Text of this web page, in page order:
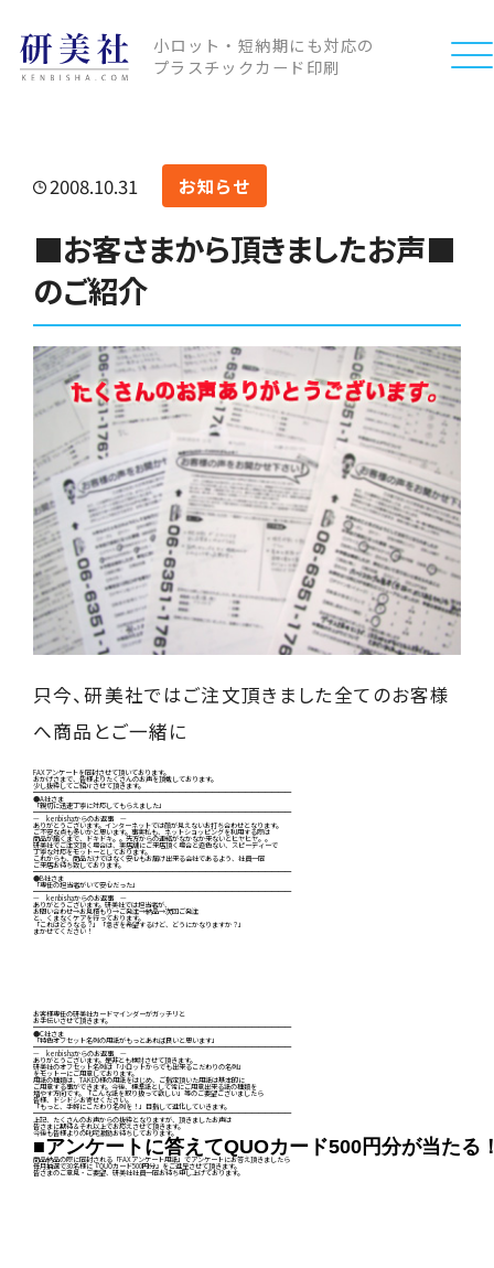
小ロット・短納期にも対応の
プラスチックカード印刷
2008.10.31 お知らせ
■お客さまから頂きましたお声■
のご紹介
只今、研美社ではご注文頂きました全てのお客様
へ商品とご一緒に
FAXアンケートを同封させて頂いております。
おかげさまで、皆様よりたくさんのお声を頂戴しております。
少し抜粋してご紹介させて頂きます。
━━━━━━━━━━━━━━━━━━━━━━━━━━━━━━━━━━━━━━━
●A社さま
「親切に迅速丁寧に対応してもらえました」
━━━━━━━━━━━━━━━━━━━━━━━━━━━━━━━━━━━━━━━
— kenbishaからのお返事 —
ありがとうございます。インターネットでは顔が見えないお打ち合わせとなります。
ご不安な点も多いかと思います。事実私も、ネットショッピングを利用する際は
商品が届くまで、ドキドキ。。先方からの連絡がなかなか来ないとヒヤヒヤ。。
研美社でご注文頂く場合は、実店舗にご来店頂く場合と遜色ない、スピーディーで
丁寧な対応をモットーとしております。
これからも、商品だけではなく安心もお届け出来る会社であるよう、社員一同
ご来店お待ち致しております。
━━━━━━━━━━━━━━━━━━━━━━━━━━━━━━━━━━━━━━━
●B社さま
「専任の担当者がいて安心だった」
━━━━━━━━━━━━━━━━━━━━━━━━━━━━━━━━━━━━━━━
— kenbishaからのお返事 —
ありがとうございます。研美社では担当者が、
お問い合わせ→お見積もり→ご発注→納品→次回ご発注
と、くまなくケアを行っております。
「これはどうなる？」「急ぎを希望するけど、どうにかなりますか？」
まかせてください！
お客様専任の研美社カードマインダーがガッチリと
お手伝いさせて頂きます。
━━━━━━━━━━━━━━━━━━━━━━━━━━━━━━━━━━━━━━━
●C社さま
「特色オフセット名刺の用紙がもっとあれば良いと思います」
━━━━━━━━━━━━━━━━━━━━━━━━━━━━━━━━━━━━━━━
— kenbishaからのお返事 —
ありがとうございます。是非とも検討させて頂きます。
研美社のオフセット名刺は「小ロットからでも出来るこだわりの名刺」
をモットーにご用意しております。
用紙の種類は、TAKEO様の用紙をはじめ、ご指定頂いた用紙は基本的に
ご用意する事ができます。今後、標準紙として常にご用意出来る紙の種類を
増やす方向です。「こんな紙を取り扱って欲しい」等のご要望ございましたら
皆様、ドシドシお寄せください。
「もっと、手軽にこだわり名刺を！」目指して進化していきます。
━━━━━━━━━━━━━━━━━━━━━━━━━━━━━━━━━━━━━━━
上記、たくさんのお声からの抜粋となりますが、頂きましたお声は
皆さまに期待＆それ以上でお応えさせて頂きます。
今後も皆様よりの叱咤激励お待ちしております。
■アンケートに答えてQUOカード500円分が当たる
商品納品の際に同封される「FAXアンケート用紙」でアンケートにお答え頂きましたら
毎月抽選で30名様に『QUOカード500円分』をご進呈させて頂きます。
皆さまのご意見・ご要望、研美社社員一同お待ち申し上げております。